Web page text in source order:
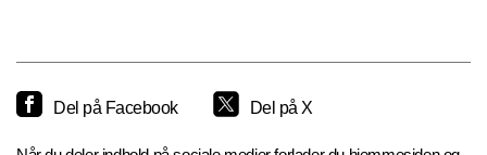
Del på Facebook Del på X